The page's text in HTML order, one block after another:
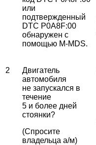
или
подтвержденный
DTC P0A8F:00
обнаружен с
помощью M-MDS.
2
Двигатель
автомобиля
не запускался в
течение
5 и более дней
стоянки?
(Спросите
владельца а/м)